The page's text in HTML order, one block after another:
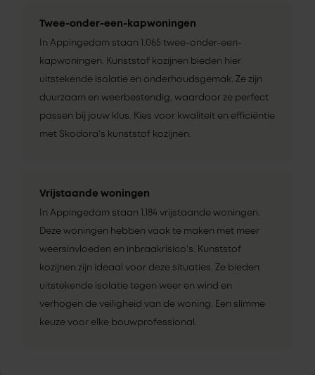
Twee-onder-een-kapwoningen
In Appingedam staan 1.065 twee-onder-een-
kapwoningen. Kunststof kozijnen bieden hier
uitstekende isolatie en onderhoudsgemak. Ze zijn
duurzaam en weerbestendig, waardoor ze perfect
passen bij jouw klus. Kies voor kwaliteit en efficiëntie
met Skodora’s kunststof kozijnen.
Vrijstaande woningen
In Appingedam staan 1.184 vrijstaande woningen.
Deze woningen hebben vaak te maken met meer
weersinvloeden en inbraakrisico’s. Kunststof
kozijnen zijn ideaal voor deze situaties. Ze bieden
uitstekende isolatie tegen weer en wind en
verhogen de veiligheid van de woning. Een slimme
keuze voor elke bouwprofessional.